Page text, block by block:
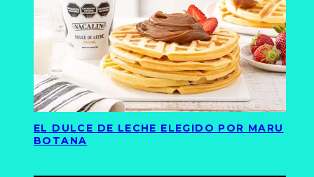
EL DULCE DE LECHE ELEGIDO POR MARU
BOTANA